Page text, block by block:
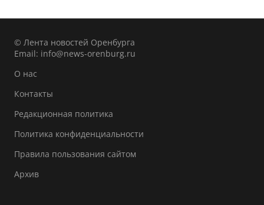
© Лента новостей Оренбурга
Email: info@news-orenburg.ru
О нас
Контакты
Редакционная политика
Политика конфиденциальности
Правила пользования сайтом
Архив